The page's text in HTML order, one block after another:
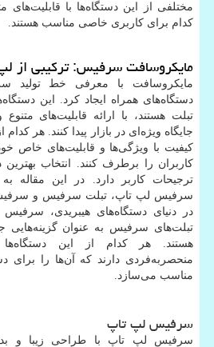
مختلفی از این دستگاه‌ها با
کدام برای کاربری خاصی مناسب هستند.
مایکروسافت سرفیس: ترکیبی از
مایکروسافت با معرفی خط تولید
دستگاه‌های همراه ایجاد کرد. این
تبلت هستند، با ارائه قابلیت‌های متنوع
جایگاه ویژه‌ای در بازار پیدا کنند. هر
کیفیت با ویژگی‌ها و قابلیت‌های خاص
کاربران را برطرف کنند. انتخاب بهترین
ترجیحات کاربر دارد. در این
سرفیس لپ تاپ، تبلت سرفیس و سرفیس
در دنیای دستگاه‌های هیبریدی،
تبلت‌های سرفیس به عنوان گزینه‌هایی
هستند. هر کدام از این دستگاه‌ها
منحصربه‌فردی دارند که آن‌ها را برای
مناسب می‌سازد.
سرفیس لپ تاپ
سرفیس لپ تاپ با طراحی زیبا و